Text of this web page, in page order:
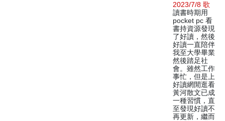
2023/7/8 歌
讀書時期用
pocket pc 看
書持資源發現
了好讀，然後
好讀一直陪伴
我至大學畢業
然後踏足社
會。雖然工作
事忙，但是上
好讀網閒逛看
黃河散文已成
一種習慣，直
至發現好讀不
再更新，繼而